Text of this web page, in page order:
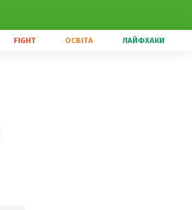
FIGHT ОСВІТА ЛАЙФХАКИ